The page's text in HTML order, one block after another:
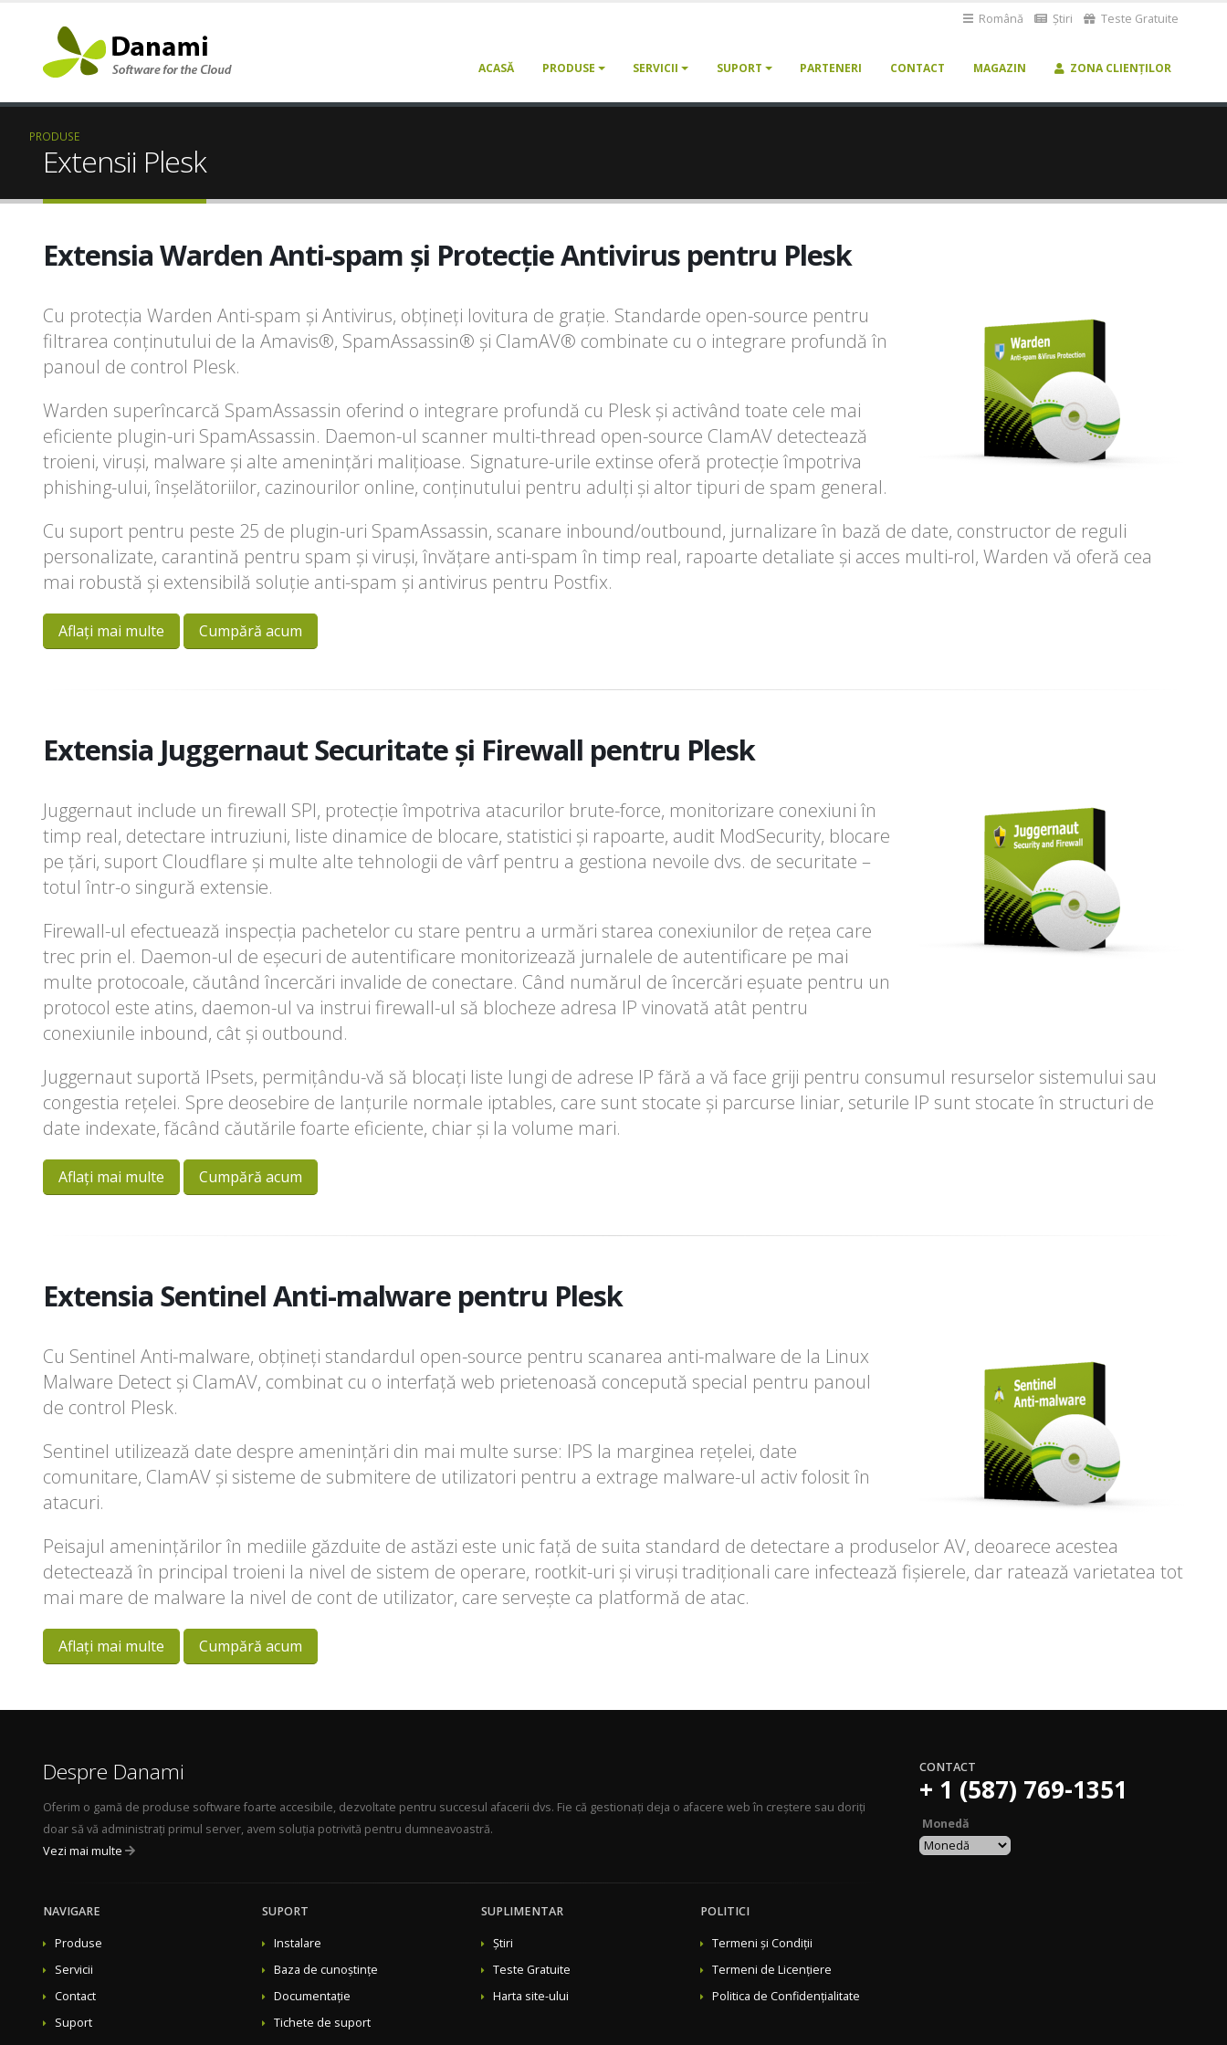
Română Știri Teste Gratuite
ACASĂ PRODUSE SERVICII SUPORT PARTENERI CONTACT MAGAZIN ZONA CLIENȚILOR
PRODUSE
Extensii Plesk
Extensia Warden Anti-spam și Protecție Antivirus pentru Plesk
Cu protecția Warden Anti-spam și Antivirus, obțineți lovitura de grație. Standarde open-source pentru
filtrarea conținutului de la Amavis®, SpamAssassin® și ClamAV® combinate cu o integrare profundă în
panoul de control Plesk.
Warden superîncarcă SpamAssassin oferind o integrare profundă cu Plesk și activând toate cele mai
eficiente plugin-uri SpamAssassin. Daemon-ul scanner multi-thread open-source ClamAV detectează
troieni, viruși, malware și alte amenințări malițioase. Signature-urile extinse oferă protecție împotriva
phishing-ului, înșelătoriilor, cazinourilor online, conținutului pentru adulți și altor tipuri de spam general.
Cu suport pentru peste 25 de plugin-uri SpamAssassin, scanare inbound/outbound, jurnalizare în bază de date, constructor de reguli
personalizate, carantină pentru spam și viruși, învățare anti-spam în timp real, rapoarte detaliate și acces multi-rol, Warden vă oferă cea
mai robustă și extensibilă soluție anti-spam și antivirus pentru Postfix.
Aflați mai multe Cumpără acum
Extensia Juggernaut Securitate și Firewall pentru Plesk
Juggernaut include un firewall SPI, protecție împotriva atacurilor brute-force, monitorizare conexiuni în
timp real, detectare intruziuni, liste dinamice de blocare, statistici și rapoarte, audit ModSecurity, blocare
pe țări, suport Cloudflare și multe alte tehnologii de vârf pentru a gestiona nevoile dvs. de securitate –
totul într-o singură extensie.
Firewall-ul efectuează inspecția pachetelor cu stare pentru a urmări starea conexiunilor de rețea care
trec prin el. Daemon-ul de eșecuri de autentificare monitorizează jurnalele de autentificare pe mai
multe protocoale, căutând încercări invalide de conectare. Când numărul de încercări eșuate pentru un
protocol este atins, daemon-ul va instrui firewall-ul să blocheze adresa IP vinovată atât pentru
conexiunile inbound, cât și outbound.
Juggernaut suportă IPsets, permițându-vă să blocați liste lungi de adrese IP fără a vă face griji pentru consumul resurselor sistemului sau
congestia rețelei. Spre deosebire de lanțurile normale iptables, care sunt stocate și parcurse liniar, seturile IP sunt stocate în structuri de
date indexate, făcând căutările foarte eficiente, chiar și la volume mari.
Aflați mai multe Cumpără acum
Extensia Sentinel Anti-malware pentru Plesk
Cu Sentinel Anti-malware, obțineți standardul open-source pentru scanarea anti-malware de la Linux
Malware Detect și ClamAV, combinat cu o interfață web prietenoasă concepută special pentru panoul
de control Plesk.
Sentinel utilizează date despre amenințări din mai multe surse: IPS la marginea rețelei, date
comunitare, ClamAV și sisteme de submitere de utilizatori pentru a extrage malware-ul activ folosit în
atacuri.
Peisajul amenințărilor în mediile găzduite de astăzi este unic față de suita standard de detectare a produselor AV, deoarece acestea
detectează în principal troieni la nivel de sistem de operare, rootkit-uri și viruși tradiționali care infectează fișierele, dar ratează varietatea tot
mai mare de malware la nivel de cont de utilizator, care servește ca platformă de atac.
Aflați mai multe Cumpără acum
Despre Danami
Oferim o gamă de produse software foarte accesibile, dezvoltate pentru succesul afacerii dvs. Fie că gestionați deja o afacere web în creștere sau doriți
doar să vă administrați primul server, avem soluția potrivită pentru dumneavoastră.
Vezi mai multe
NAVIGARE
Produse
Servicii
Contact
Suport
SUPORT
Instalare
Baza de cunoștințe
Documentație
Tichete de suport
SUPLIMENTAR
Știri
Teste Gratuite
Harta site-ului
POLITICI
Termeni și Condiții
Termeni de Licențiere
Politica de Confidențialitate
CONTACT
+ 1 (587) 769-1351
Monedă